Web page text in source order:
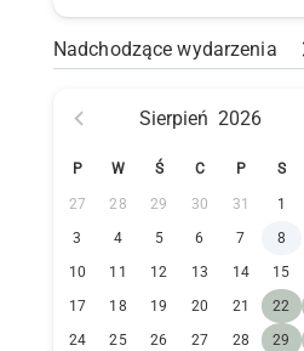
Nadchodzące wydarzenia
Sierpień 2026
P W Ś C P S
27 28 29 30 31 1
3
4 5 6 7 8
10
11 12 13 14 15
17
18 19 20 21 22
24
25 26 27 28 29